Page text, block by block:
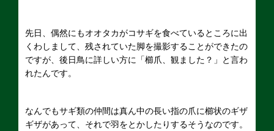
先日、偶然にもオオタカがコサギを食べているところに出
くわしまして、残されていた脚を撮影することができたの
ですが、後日鳥に詳しい方に「櫛爪、観ました？」と言わ
れたんです。
なんでもサギ類の仲間は真ん中の長い指の爪に櫛状のギザ
ギザがあって、それで羽をとかしたりするそうなのです。